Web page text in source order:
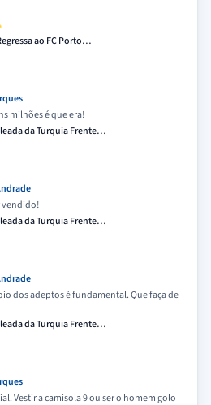
ao FC Porto…
milhões é que era!
da Turquia Frente…
vendido!
da Turquia Frente…
dos adeptos é fundamental. Que faça de
da Turquia Frente…
Vestir a camisola 9 ou ser o homem golo